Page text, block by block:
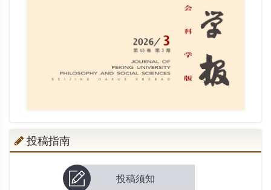
投稿指南
投稿须知